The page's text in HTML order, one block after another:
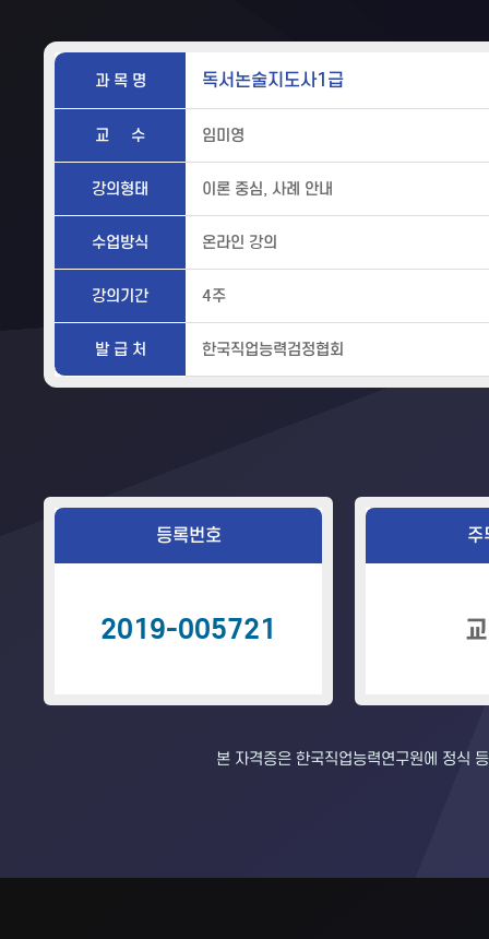
과 목 명 독서논술지도사1급
교 수 임미영
강의형태 이론 중심, 사례 안내
수업방식 온라인 강의
강의기간 4주
발 급 처 한국직업능력검정협회
등록번호
2019-005721
주
본 자격증은 한국직업능력연구원에 정식